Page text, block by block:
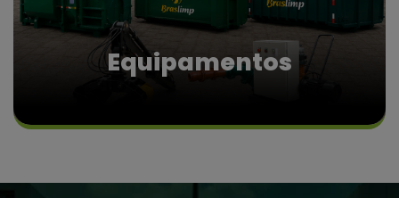
Equipamentos